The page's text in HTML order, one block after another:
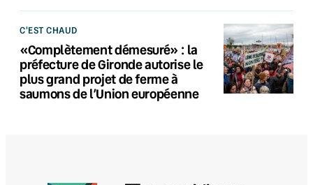
C'EST CHAUD
«Complètement démesuré» : la
préfecture de Gironde autorise le
plus grand projet de ferme à
saumons de l’Union européenne